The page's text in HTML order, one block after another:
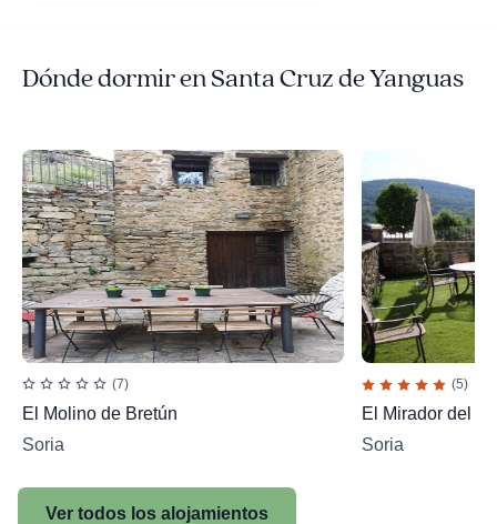
Dónde dormir en Santa Cruz de Yanguas
(7)
El Molino de Bretún
Soria
(5)
El Mirador del
Soria
Ver todos los alojamientos